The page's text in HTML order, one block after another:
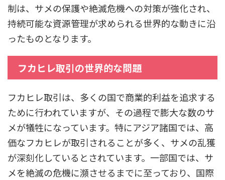
制は、サメの保護や絶滅危機への対策が強化され、
持続可能な資源管理が求められる世界的な動きに沿
ったものとなります。
フカヒレ取引の世界的な問題
フカヒレ取引は、多くの国で商業的利益を追求する
ために行われていますが、その過程で膨大な数のサ
メが犠牲になっています。特にアジア諸国では、高
価なフカヒレが取引されることが多く、サメの乱獲
が深刻化しているとされています。一部国では、サ
メを絶滅の危機に瀕させるまでに至っており、国際